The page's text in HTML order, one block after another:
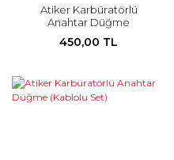
Atiker Karbüratörlü
Anahtar Düğme
450,00 TL